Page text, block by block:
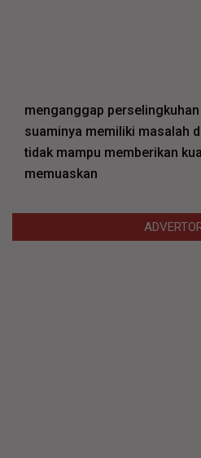
menganggap
suaminya memiliki masalah
tidak mampu memberikan
memuaskan